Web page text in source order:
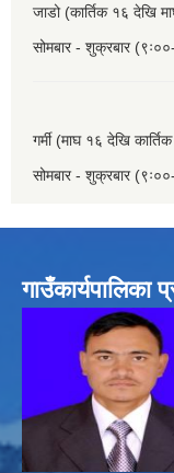
जाडो (कार्तिक १६ देखि
सोमबार - शुक्रबार
गर्मी (माघ १६ देखि
सोमबार - शुक्रबार
गाउँकार्यपालिका